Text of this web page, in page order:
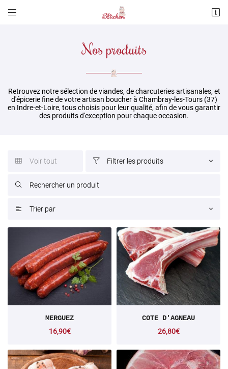
 
 Recopier le code ci-contre
Rafraîchir le captcha
En cochant cette case, vous consentez à recevoir nos propositions commerciales à
l'adresse email indiqué ci-dessus. Vous pouvez vous désinscrire à tout moment en
utilisantle formulaire de désinscription
Nos produits
Retrouvez notre sélection de viandes, de charcuteries artisanales, et
d'épicerie fine de votre artisan boucher à Chambray-les-Tours (37)
en Indre-et-Loire, tous choisis pour leur qualité, afin de vous garantir
des produits d'exception pour chaque occasion.
 Voir tout  Filtrer les produits

 Trier par
MERGUEZ
16,90€
COTE D'AGNEAU
26,80€